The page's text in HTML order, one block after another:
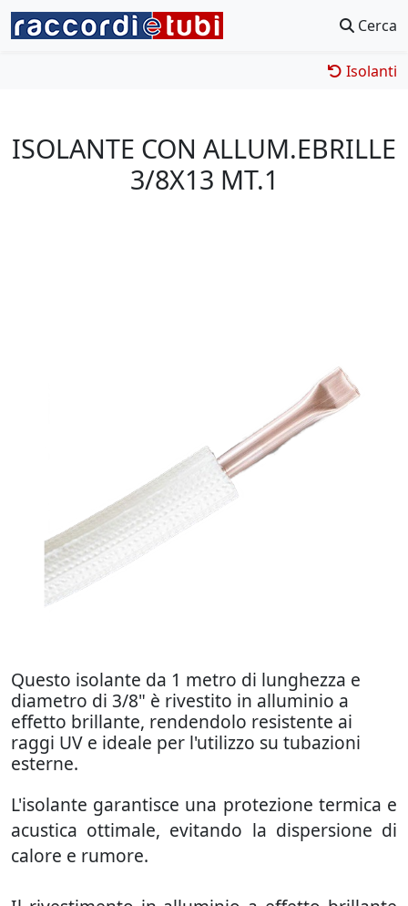
Cerca
Isolanti
ISOLANTE CON ALLUM.EBRILLE
3/8X13 MT.1
Questo isolante da 1 metro di lunghezza e
diametro di 3/8" è rivestito in alluminio a
effetto brillante, rendendolo resistente ai
raggi UV e ideale per l'utilizzo su tubazioni
esterne.
L'isolante garantisce una protezione termica e
acustica ottimale, evitando la dispersione di
calore e rumore.